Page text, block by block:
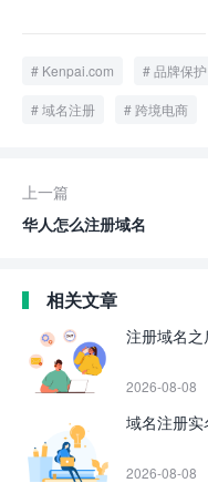
Kenpai.com 品牌保护
域名注册 跨境电商
上一篇
华人怎么注册域名
相关文章
注册域名
2026-08-08
域名注册
2026-08-08